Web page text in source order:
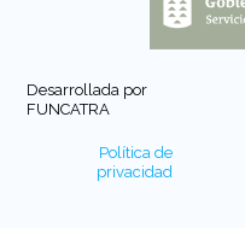
Desarrollada por
FUNCATRA
Política de
privacidad